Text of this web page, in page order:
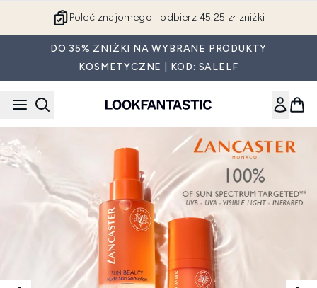
Poleć znajomego i odbierz 45.25 zł zniżki
DO 35% ZNIŻKI NA WYBRANE PRODUKTY
KOSMETYCZNE | KOD: SALELF